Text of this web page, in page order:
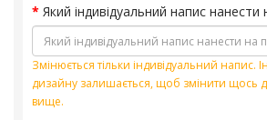
Який індивідуальний напис нанести
Змінюється тільки індивідуальний напис.
дизайну залишається, щоб змінити щось
вище.